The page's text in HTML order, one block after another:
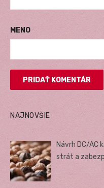
MENO
NAJNOVŠIE
Návrh DC/AC
strát a